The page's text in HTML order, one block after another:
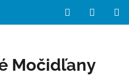
Hľadať
KOŠÍK
Močidľany